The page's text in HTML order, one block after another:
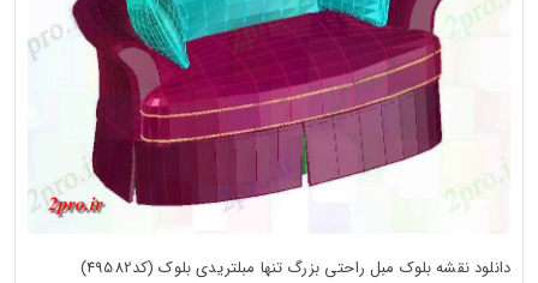
دانلود نقشه بلوک مبل راحتی بزرگ تنها مبلتریدی بلوک (کد49582)